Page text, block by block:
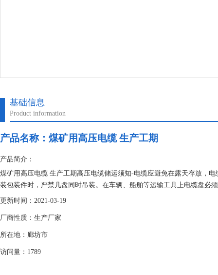
基础信息
Product information
产品名称： 煤矿用高压电缆 生产工期
产品简介：
煤矿用高压电缆 生产工期高压电缆储运须知-电缆应避免在露天存放，
装包装件时，严禁几盘同时吊装。在车辆、船舶等运输工具上电缆盘必
更新时间：2021-03-19
厂商性质：生产厂家
所在地：廊坊市
访问量：1789